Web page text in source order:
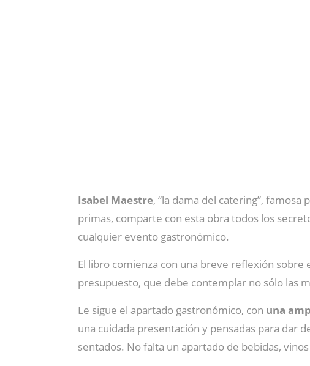
Isabel Maestre, “la dama del catering”,
primas, comparte con esta obra todos los
cualquier evento gastronómico.
El libro comienza con una breve reflexión sobre
presupuesto, que debe contemplar no sólo las
Le sigue el apartado gastronómico, con una
una cuidada presentación y pensadas para dar
sentados. No falta un apartado de bebidas,